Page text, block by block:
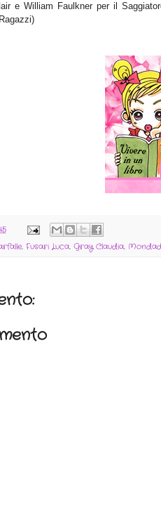
e William Faulkner per il
, Fusari Luca, Gray Claudia,